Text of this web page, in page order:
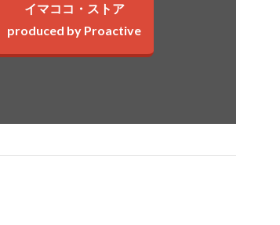
イマココ・ストア
produced by Proactive